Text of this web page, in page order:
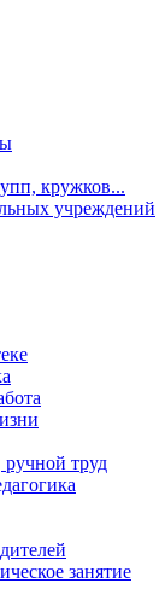
кружков...
учреждений
труд
занятие